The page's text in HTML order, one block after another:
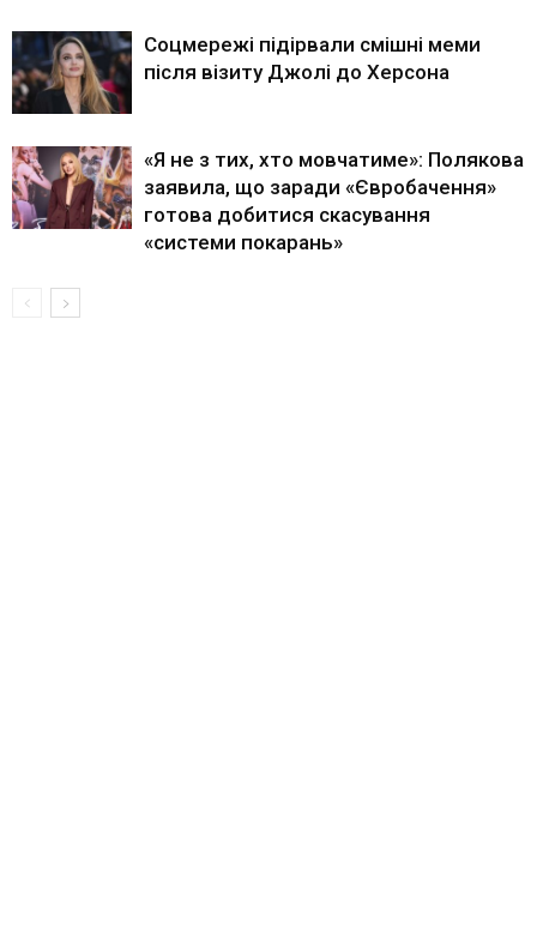
Соцмережі підірвали смішні меми
після візиту Джолі до Херсона
«Я не з тих, хто мовчатиме»: Полякова
заявила, що заради «Євробачення»
готова добитися скасування
«системи покарань»